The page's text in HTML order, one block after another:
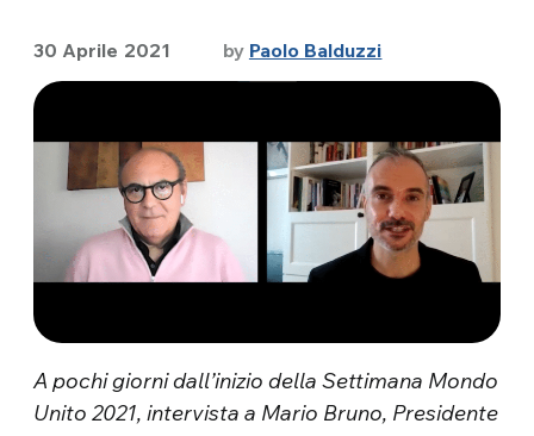
30 Aprile 2021 by Paolo Balduzzi
A pochi giorni dall’inizio della Settimana Mondo
Unito 2021, intervista a Mario Bruno, Presidente